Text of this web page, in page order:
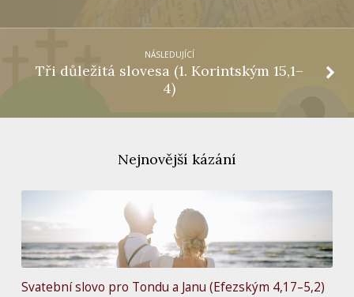
NÁSLEDUJÍCÍ
Tři důležitá slovesa (1. Korintským 15,1–
4)
Nejnovější kázání
Svatební slovo pro Tondu a Janu (Efezským 4,17–5,2)